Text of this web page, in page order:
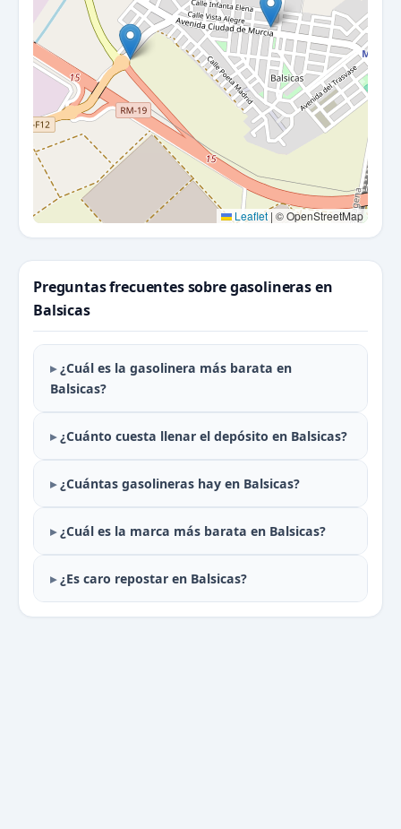
Leaflet | © OpenStreetMap
Preguntas frecuentes sobre gasolineras en
Balsicas
¿Cuál es la gasolinera más barata en
Balsicas?
¿Cuánto cuesta llenar el depósito en Balsicas?
¿Cuántas gasolineras hay en Balsicas?
¿Cuál es la marca más barata en Balsicas?
¿Es caro repostar en Balsicas?